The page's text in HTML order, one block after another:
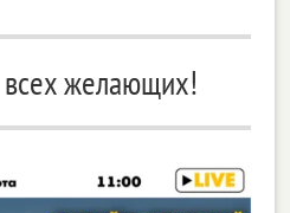
желающих!